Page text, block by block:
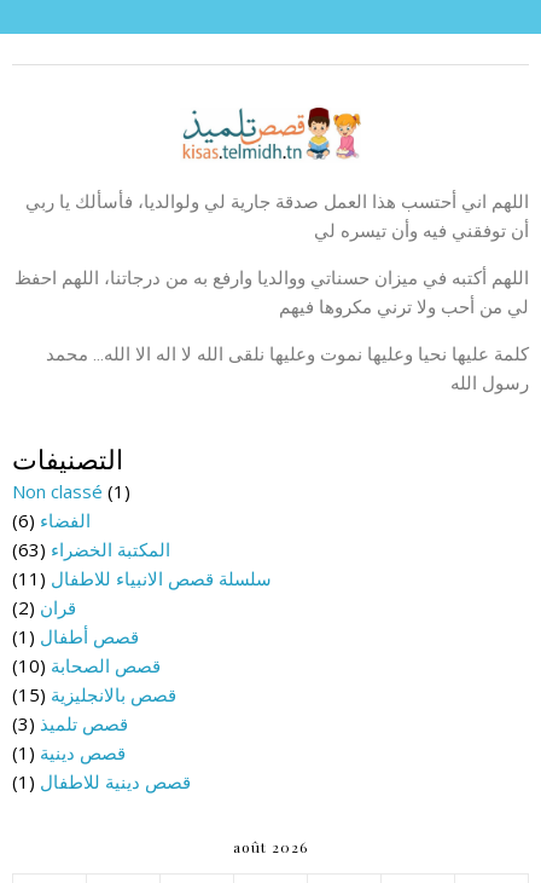
اللهم اني أحتسب هذا العمل صدقة جارية لي ولوالديا، فأسألك يا ربي
أن توفقني فيه وأن تيسره لي
اللهم أكتبه في ميزان حسناتي ووالديا وارفع به من درجاتنا، اللهم احفظ
لي من أحب ولا ترني مكروها فيهم
كلمة عليها نحيا وعليها نموت وعليها نلقى الله لا اله الا الله… محمد
رسول الله
التصنيفات
Non classé (1)
الفضاء (6)
المكتبة الخضراء (63)
سلسلة قصص الانبياء للاطفال (11)
قران (2)
قصص أطفال (1)
قصص الصحابة (10)
قصص بالانجليزية (15)
قصص تلميذ (3)
قصص دينية (1)
قصص دينية للاطفال (1)
août 2026